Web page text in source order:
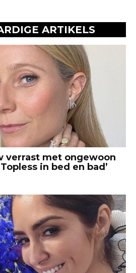
ARTIKELS
verrast met ongewoon
in bed en bad’